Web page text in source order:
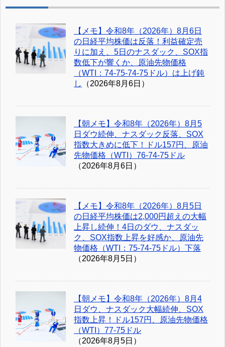
【メモ】令和8年（2026年）8月6日
の日経平均株価は反落！利益確定売
りに加え、5日のナスダック、SOX指
数低下が響くか、原油先物価格
（WTI：74-75-74-75ドル）は上げ鈍
し
（2026年8月6日）
【朝メモ】令和8年（2026年）8月5
日ダウ続伸、ナスダック反落、SOX
指数大きめに低下！ドル157円、原油
先物価格（WTI）76-74-75ドル
（2026年8月6日）
【メモ】令和8年（2026年）8月5日
の日経平均株価は2,000円超えの大幅
上昇し続伸！4日のダウ、ナスダッ
ク、SOX指数上昇を好感か、原油先
物価格（WTI：75-74-75ドル）下落
（2026年8月5日）
【朝メモ】令和8年（2026年）8月4
日ダウ、ナスダック大幅続伸、SOX
指数上昇！ドル157円、原油先物価格
（WTI）77-75ドル
（2026年8月5日）